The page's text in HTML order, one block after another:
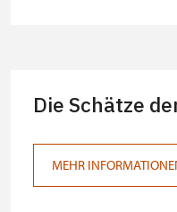
Mitglieder von
gültigem
Inhaber der freien
Die Schätze
MEHR